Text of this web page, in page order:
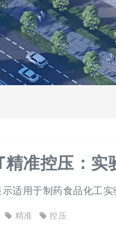
准控压：实
适用于制药食品化工
精准 控压